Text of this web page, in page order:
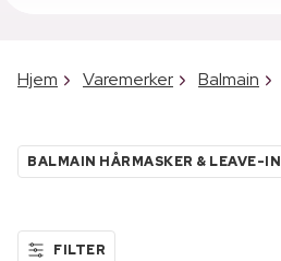
Hjem Varemerker Balmain
BALMAIN HÅRMASKER & LEAVE-IN
FILTER